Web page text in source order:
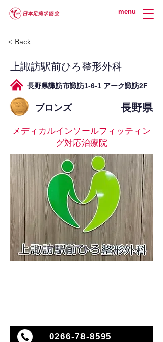
menu
< Back
上諏訪駅前ひろ整形外科
長野県諏訪市諏訪1-6-1 アーク諏訪2F
ブロンズ 長野県
メディカルインソールフィッティン
グ対応治療院
0266-78-8595